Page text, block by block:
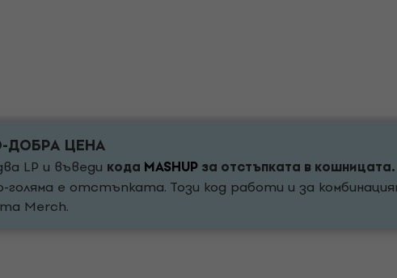
ДОБРА ЦЕНА
LP и въведи кода MASHUPза отстъпката в кошницата.
голяма е отстъпката. Този код работи и за
Merch.